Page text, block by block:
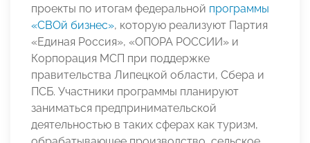
проекты по итогам федеральной программы
«СВОй бизнес», которую реализуют Партия
«Единая Россия», «ОПОРА РОССИИ» и
Корпорация МСП при поддержке
правительства Липецкой области, Сбера и
ПСБ. Участники программы планируют
заниматься предпринимательской
деятельностью в таких сферах как туризм,